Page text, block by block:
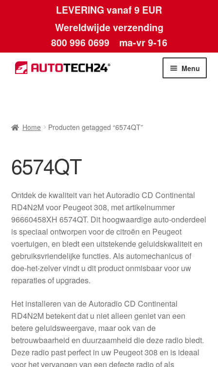
LEVERING vanaf 9 EUR
Wereldwijde verzending
800 996 0699 ma-vr 9-16
Ga
door
Ga
naar
Menu
Betalingen
Contact
Kassa
Klachten
Klachtenprocedure
Levering
Mijn account
Over ons
Home Producten getagged “6574QT”
6574QT
Ontdek de kwaliteit van het Autoradio CD Continental
RD4N2M voor Peugeot 308, met artikelnummer
96660458XH 6574QT. Dit hoogwaardige auto-onderdeel
is speciaal ontworpen voor de citroën en Peugeot
voertuigen, en biedt een uitstekende geluidskwaliteit en
gebruiksvriendelijke functies. Als automechanicus of
doe-het-zelver vindt u dit product onmisbaar voor uw
reparaties of upgrades.
Het installeren van de Autoradio CD Continental
RD4N2M betekent dat u niet alleen geniet van een
betere geluidsweergave, maar ook van de
betrouwbaarheid en duurzaamheid die deze radio biedt.
Deze radio past perfect in uw Peugeot 308 en is ideaal
voor het vervangen van een defecte radio of als